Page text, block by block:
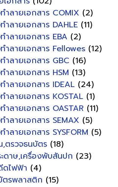
ำลายเอกสาร COMIX (2)
ำลายเอกสาร DAHLE (11)
ำลายเอกสาร EBA (2)
ำลายเอกสาร Fellowes (12)
ำลายเอกสาร GBC (16)
ำลายเอกสาร HSM (13)
ำลายเอกสาร IDEAL (24)
ำลายเอกสาร KOSTAL (1)
ำลายเอกสาร OASTAR (11)
ำลายเอกสาร SEMAX (5)
ำลายเอกสาร SYSFORM (5)
,ตรวจธนบัตร (18)
ดาษ,เครื่องพับสันปก (23)
ดไฟฟ้า (4)
ตรพลาสติก (15)